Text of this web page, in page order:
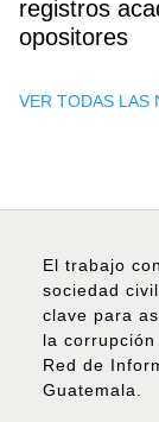
registros
opositores
VER TODAS LAS
El trabajo
sociedad
clave para
la
Red de
Guatemala.